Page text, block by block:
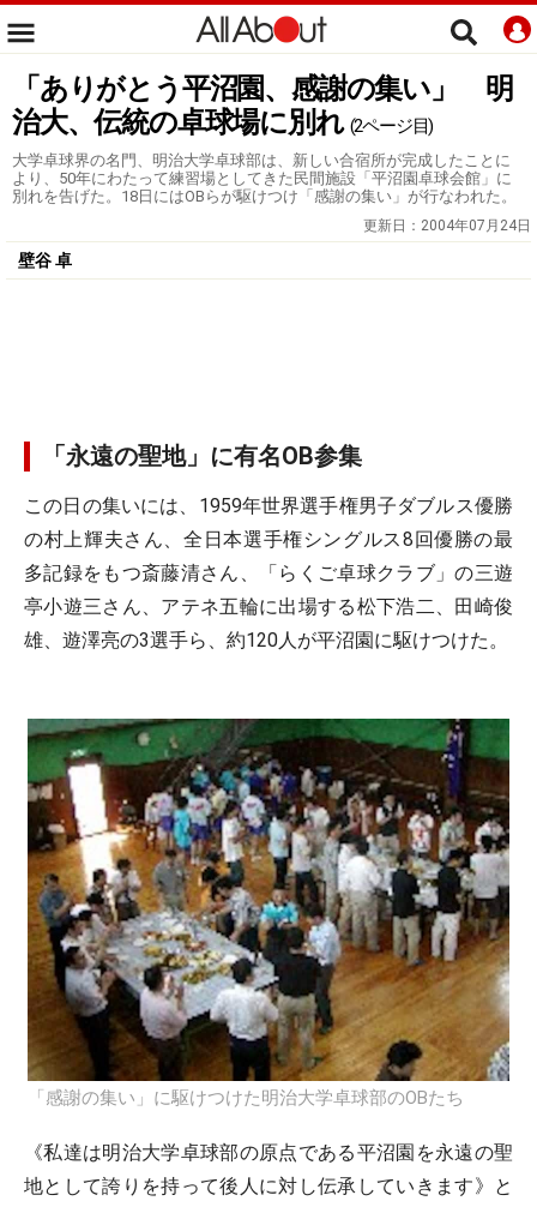
「ありがとう平沼園、感謝の集い」 明
治大、伝統の卓球場に別れ (2ページ目)
大学卓球界の名門、明治大学卓球部は、新しい合宿所が完成したことに
より、50年にわたって練習場としてきた民間施設「平沼園卓球会館」に
別れを告げた。18日にはOBらが駆けつけ「感謝の集い」が行なわれた。
更新日： 2004年07月24日
壁谷 卓
「永遠の聖地」に有名OB参集
この日の集いには、1959年世界選手権男子ダブルス優勝
の村上輝夫さん、全日本選手権シングルス8回優勝の最
多記録をもつ斎藤清さん、「らくご卓球クラブ」の三遊
亭小遊三さん、アテネ五輪に出場する松下浩二、田崎俊
雄、遊澤亮の3選手ら、約120人が平沼園に駆けつけた。
「感謝の集い」に駆けつけた明治大学卓球部のOBたち
《私達は明治大学卓球部の原点である平沼園を永遠の聖
地として誇りを持って後人に対し伝承していきます》と